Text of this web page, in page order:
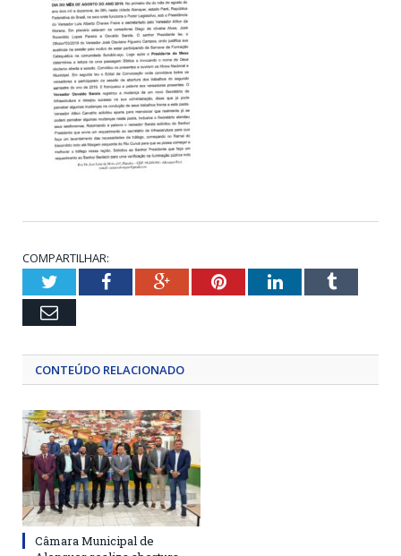
COMPARTILHAR:
TwitterFacebookGoogle+PinterestLinkedInTumblr
Email
CONTEÚDO RELACIONADO
Câmara Municipal de